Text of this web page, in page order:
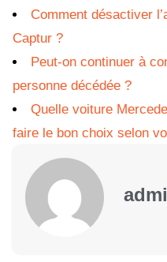
Comment désactiver
Captur ?
Peut-on continuer à
personne décédée ?
Quelle voiture
faire le bon choix selon